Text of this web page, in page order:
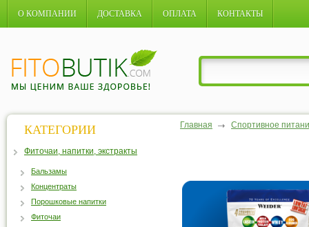
О КОМПАНИИ ДОСТАВКА ОПЛАТА КОНТАКТЫ
Главная Спортивное
КАТЕГОРИИ
Фиточаи, напитки, экстракты
Бальзамы
Концентраты
Порошковые напитки
Фиточаи